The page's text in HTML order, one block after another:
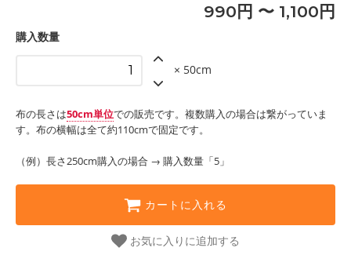
990円 〜 1,100円
購入数量
× 50cm
布の長さは50cm単位での販売です。複数購入の場合は繋がっていま
す。布の横幅は全て約110cmで固定です。
（例）長さ250cm購入の場合 → 購入数量「5」
カートに入れる
お気に入りに追加する